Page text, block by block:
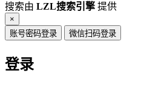
搜索由 LZL搜索引擎提供
×
账号密码登录
微信扫码登录
登录